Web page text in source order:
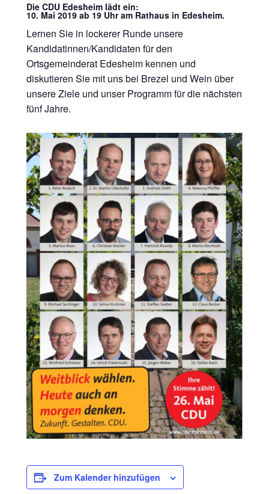
Die CDU Edesheim lädt ein:
10. Mai 2019 ab 19 Uhr am Rathaus in Edesheim.
Lernen Sie in lockerer Runde unsere
Kandidatinnen/Kandidaten für den
Ortsgemeinderat Edesheim kennen und
diskutieren Sie mit uns bei Brezel und Wein über
unsere Ziele und unser Programm für die nächsten
fünf Jahre.
Zum Kalender hinzufügen